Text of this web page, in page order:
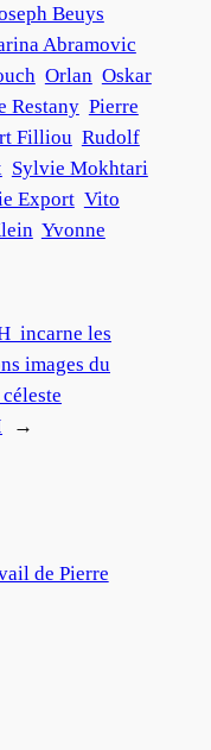
Beuys
Abramovic
Orlan Oskar
Restany Pierre
Filliou Rudolf
Sylvie Mokhtari
Export Vito
Yvonne
incarne les
images du
→
de Pierre